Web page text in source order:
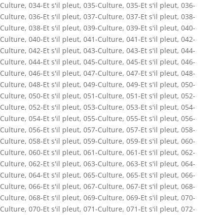
Culture, 034-Et s'il pleut, 035-Culture, 035-Et s'il pleut, 036-
Culture, 036-Et s'il pleut, 037-Culture, 037-Et s'il pleut, 038-
Culture, 038-Et s'il pleut, 039-Culture, 039-Et s'il pleut, 040-
Culture, 040-Et s'il pleut, 041-Culture, 041-Et s'il pleut, 042-
Culture, 042-Et s'il pleut, 043-Culture, 043-Et s'il pleut, 044-
Culture, 044-Et s'il pleut, 045-Culture, 045-Et s'il pleut, 046-
Culture, 046-Et s'il pleut, 047-Culture, 047-Et s'il pleut, 048-
Culture, 048-Et s'il pleut, 049-Culture, 049-Et s'il pleut, 050-
Culture, 050-Et s'il pleut, 051-Culture, 051-Et s'il pleut, 052-
Culture, 052-Et s'il pleut, 053-Culture, 053-Et s'il pleut, 054-
Culture, 054-Et s'il pleut, 055-Culture, 055-Et s'il pleut, 056-
Culture, 056-Et s'il pleut, 057-Culture, 057-Et s'il pleut, 058-
Culture, 058-Et s'il pleut, 059-Culture, 059-Et s'il pleut, 060-
Culture, 060-Et s'il pleut, 061-Culture, 061-Et s'il pleut, 062-
Culture, 062-Et s'il pleut, 063-Culture, 063-Et s'il pleut, 064-
Culture, 064-Et s'il pleut, 065-Culture, 065-Et s'il pleut, 066-
Culture, 066-Et s'il pleut, 067-Culture, 067-Et s'il pleut, 068-
Culture, 068-Et s'il pleut, 069-Culture, 069-Et s'il pleut, 070-
Culture, 070-Et s'il pleut, 071-Culture, 071-Et s'il pleut, 072-